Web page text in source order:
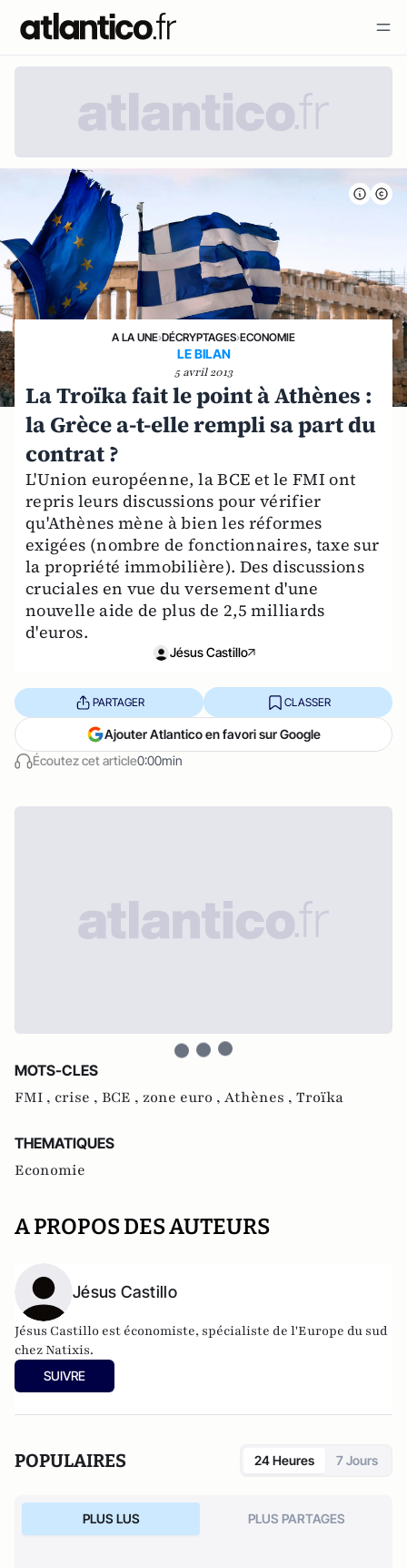
A LA UNE›DÉCRYPTAGES›ECONOMIE
LE BILAN
5 avril 2013
La Troïka fait le point à Athènes :
la Grèce a-t-elle rempli sa part du
contrat ?
L'Union européenne, la BCE et le FMI ont
repris leurs discussions pour vérifier
qu'Athènes mène à bien les réformes
exigées (nombre de fonctionnaires, taxe sur
la propriété immobilière). Des discussions
cruciales en vue du versement d'une
nouvelle aide de plus de 2,5 milliards
d'euros.
Jésus Castillo
Écoutez cet article0:00min
PARTAGER CLASSER
Ajouter Atlantico en favori sur Google
MOTS-CLES
FMI , crise , BCE , zone euro , Athènes , Troïka
THEMATIQUES
Economie
A PROPOS DES AUTEURS
Jésus Castillo
Jésus Castillo est économiste, spécialiste de l'Europe du sud
chez Natixis.
SUIVRE
POPULAIRES 24 Heures 7 Jours
PLUS LUS PLUS PARTAGES